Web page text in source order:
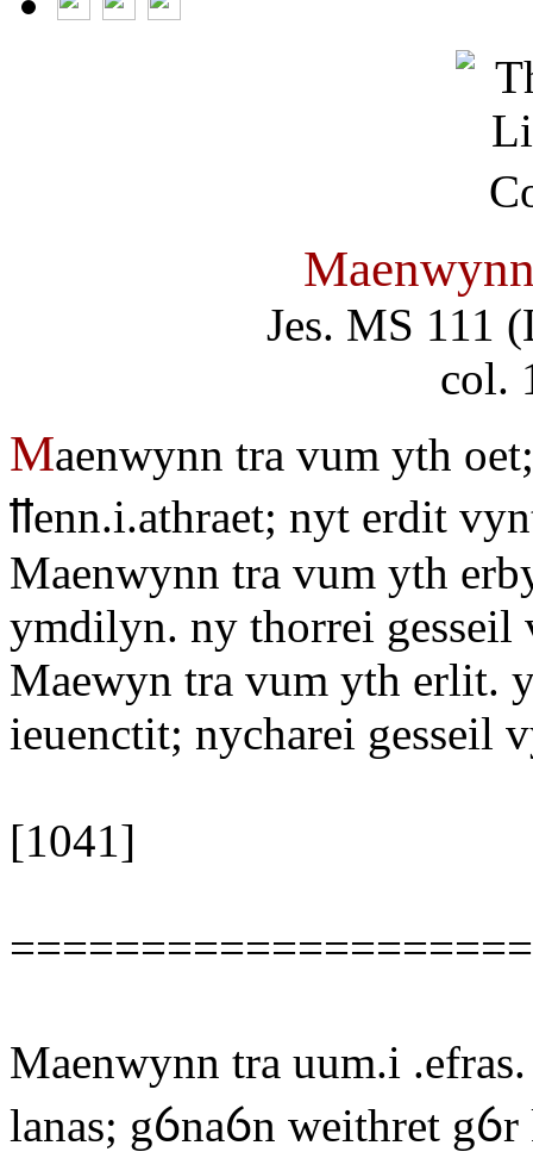
Jes. MS 111
col.
Maenwynn tra vum yth
ỻenn.i.athraet; nyt erdit
Maenwynn tra vum yth
ymdilyn. ny thorrei gesseil
Maewyn tra vum yth erlit.
ieuenctit; nycharei gesseil
[1041]
Maenwynn tra uum.i
lanas; gỽnaỽn weithret